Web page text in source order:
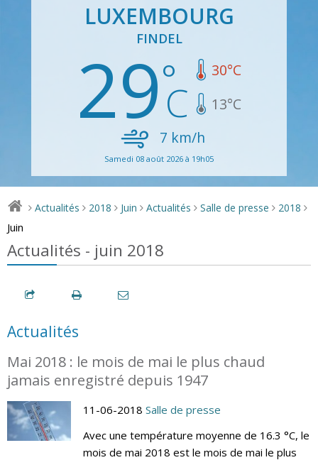
LUXEMBOURG
FINDEL
29 30°C
13°C
7 km/h
Samedi 08 août 2026 à 19h05
> Actualités > 2018 > Juin > Actualités > Salle de presse > 2018 >
Juin
Actualités - juin 2018
Actualités
Mai 2018 : le mois de mai le plus chaud
jamais enregistré depuis 1947
11-06-2018 Salle de presse
Avec une température moyenne de 16.3 °C, le
mois de mai 2018 est le mois de mai le plus